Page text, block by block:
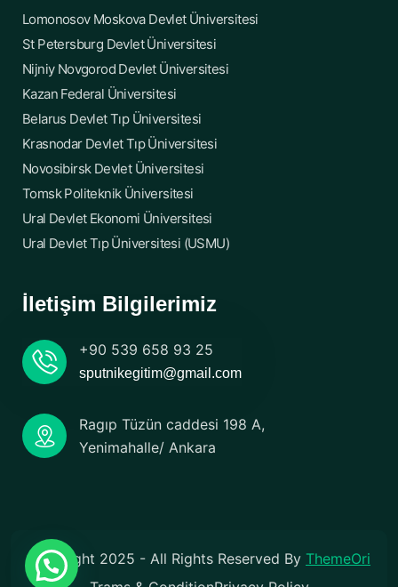
Lomonosov Moskova Devlet Üniversitesi
St Petersburg Devlet Üniversitesi
Nijniy Novgorod Devlet Üniversitesi
Kazan Federal Üniversitesi
Belarus Devlet Tıp Üniversitesi
Krasnodar Devlet Tıp Üniversitesi
Novosibirsk Devlet Üniversitesi
Tomsk Politeknik Üniversitesi
Ural Devlet Ekonomi Üniversitesi
Ural Devlet Tıp Üniversitesi (USMU)
İletişim Bilgilerimiz
sputnikegitim@gmail.com
+90 539 658 93 25
Ragıp Tüzün caddesi 198 A,
Yenimahalle/ Ankara
Copyright 2025 - All Rights Reserved By ThemeOri